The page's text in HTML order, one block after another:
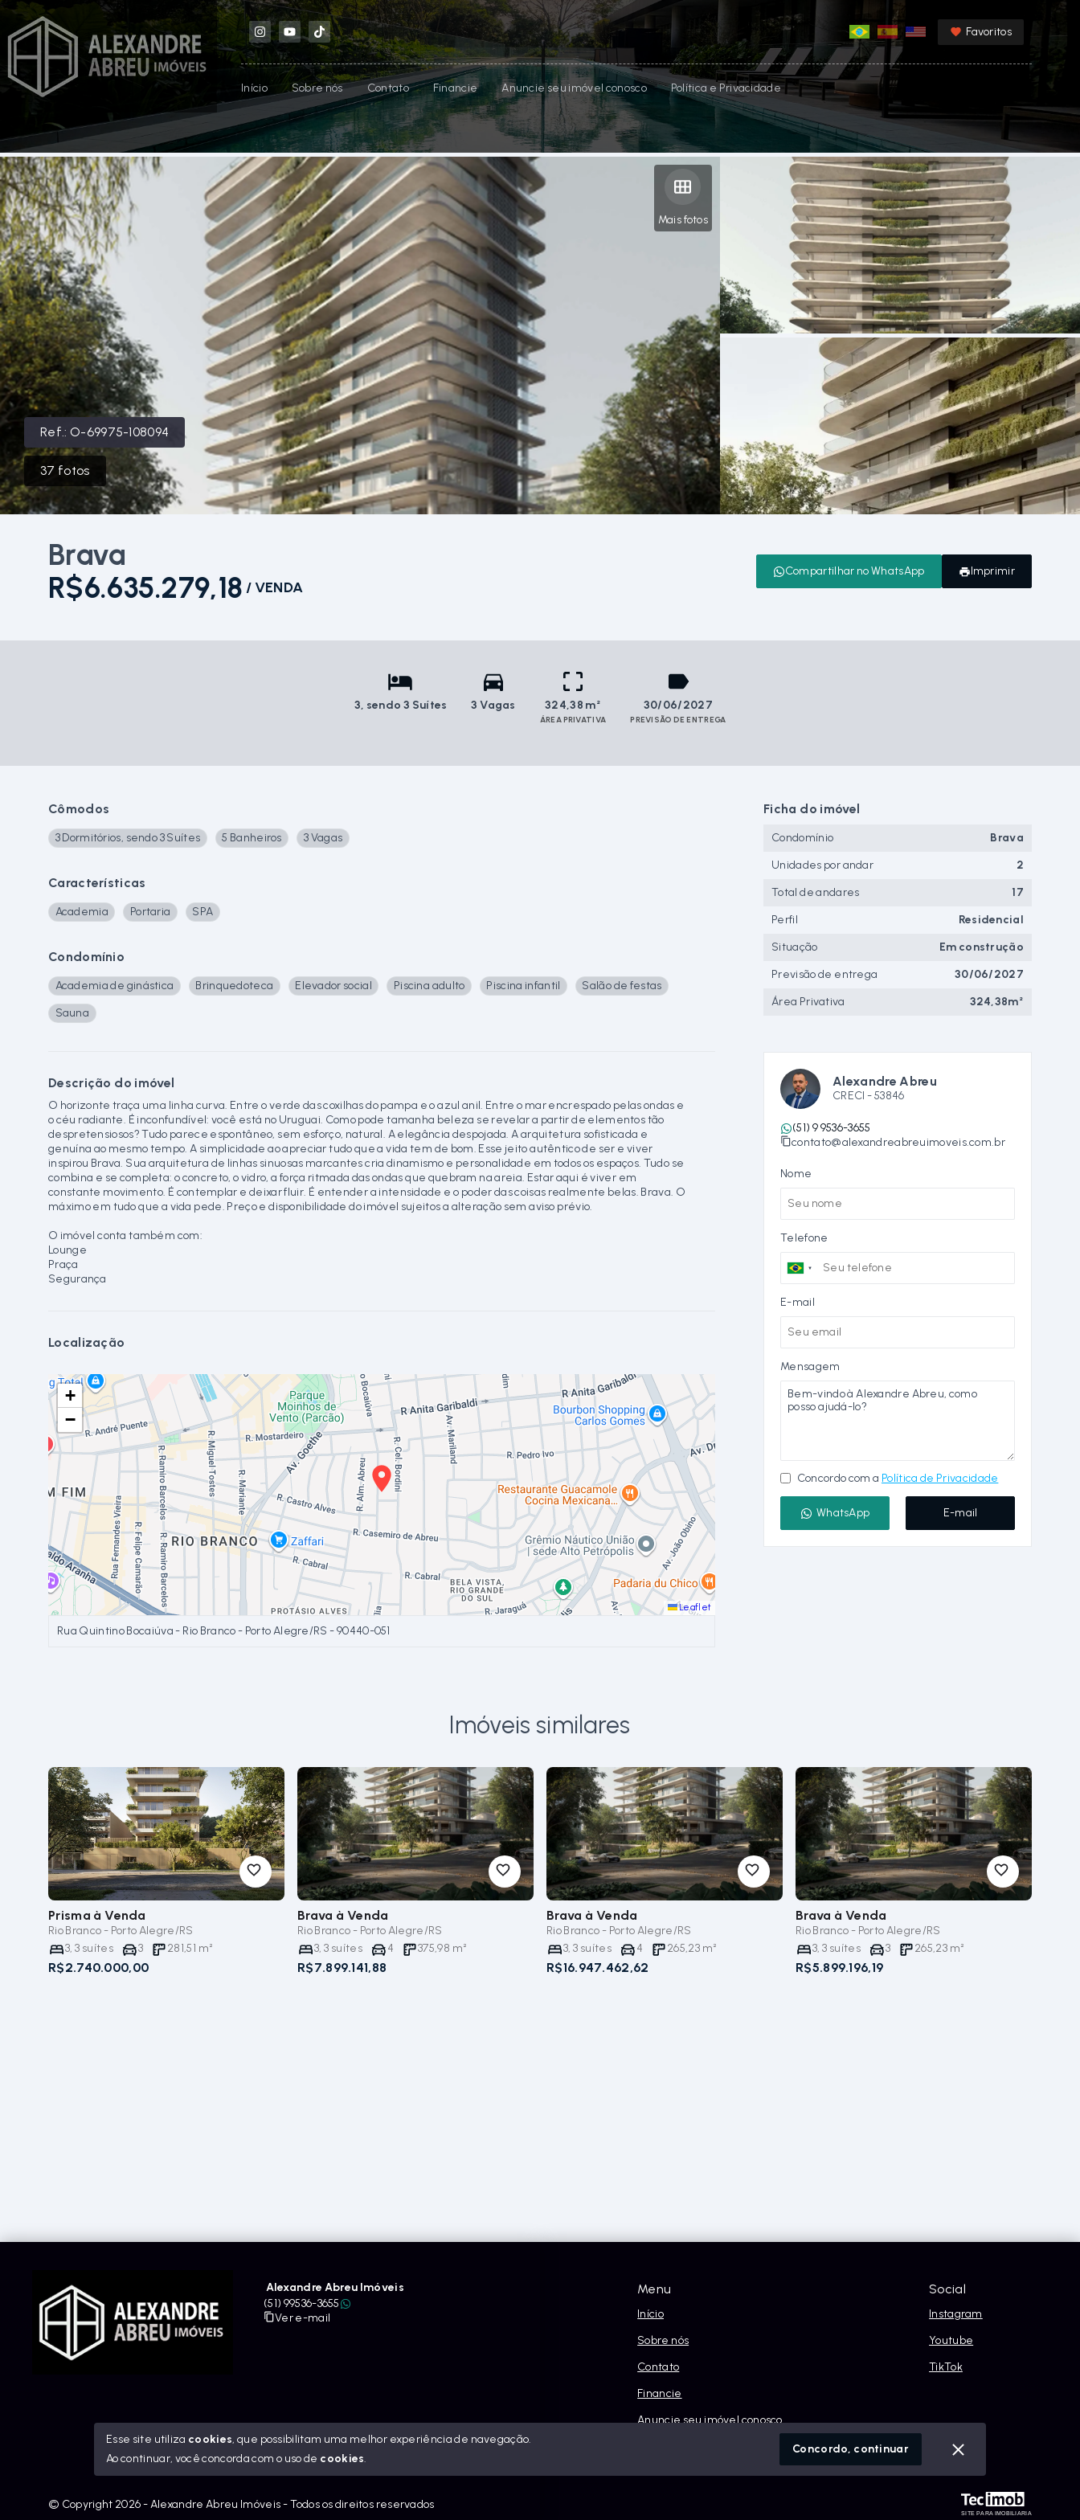
Favoritos
Início Sobre nós Contato Financie Anuncie seu imóvel conosco Política e Privacidade
Ref.:O-69975-108094
37 fotos
Mais fotos
Brava
R$6.635.279,18 / VENDA
Compartilhar no WhatsApp Imprimir
3, sendo 3 Suítes 3 Vagas 324,38 m²
ÁREA PRIVATIVA
30/06/2027
PREVISÃO DE ENTREGA
Cômodos
3 Dormitórios, sendo 3 Suítes 5 Banheiros 3 Vagas
Características
Academia Portaria SPA
Condomínio
Academia de ginástica Brinquedoteca Elevador social Piscina adulto Piscina infantil
Salão de festas
Sauna
Descrição do imóvel
O horizonte traça uma linha curva. Entre o verde das coxilhas do pampa e o azul anil. Entre o mar encrespado pelas ondas e
o céu radiante. É inconfundível: você está no Uruguai. Como pode tamanha beleza se revelar a partir de elementos tão
despretensiosos? Tudo parece espontâneo, sem esforço, natural. A elegância despojada. A arquitetura sofisticada e
genuína ao mesmo tempo. A simplicidade ao apreciar tudo que a vida tem de bom. Esse jeito autêntico de ser e viver
inspirou Brava. Sua arquitetura de linhas sinuosas marcantes cria dinamismo e personalidade em todos os espaços. Tudo se
combina e se completa: o concreto, o vidro, a força ritmada das ondas que quebram na areia. Estar aqui é viver em
constante movimento. É contemplar e deixar fluir. É entender a intensidade e o poder das coisas realmente belas. Brava. O
máximo em tudo que a vida pede. Preço e disponibilidade do imóvel sujeitos a alteração sem aviso prévio.
O imóvel conta também com:
Lounge
Praça
Segurança
Localização
+
−
Leaflet
Rua Quintino Bocaiúva - Rio Branco - Porto Alegre/RS - 90440-051
Ficha do imóvel
Condomínio
Brava
Unidades por andar
2
Total de andares
17
Perfil
Residencial
Situação
Em construção
Previsão de entrega
30/06/2027
Área Privativa
324,38m²
Alexandre Abreu
CRECI -53846
(51) 9 9536-3655
contato@alexandreabreuimoveis.com.br
Nome
Telefone
E-mail
Mensagem
Concordo com a Política de Privacidade
WhatsApp E-mail
Imóveis similares
Prisma à Venda
Rio Branco - Porto Alegre/RS
3,3 suítes 3 281,51 m²
R$2.740.000,00
Brava à Venda
Rio Branco - Porto Alegre/RS
3,3 suítes 4 375,98 m²
R$7.899.141,88
Brava à Venda
Rio Branco - Porto Alegre/RS
3,3 suítes 4 265,23 m²
R$16.947.462,62
Brava à Venda
Rio Branco - Porto Alegre/RS
3,3 suítes 3 265,23 m²
R$5.899.196,19
Menu
Início
Sobre nós
Contato
Financie
Anuncie seu imóvel conosco
Social
Instagram
Youtube
TikTok
SITE PARA IMOBILIARIA
Alexandre Abreu Imóveis
(51) 99536-3655
Ver e-mail
© Copyright 2026 - Alexandre Abreu Imóveis - Todos os direitos reservados
Esse site utiliza cookies, que possibilitam uma melhor experiência de navegação.
Ao continuar, você concorda com o uso de cookies.
Concordo, continuar